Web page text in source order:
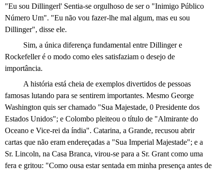
"Eu sou Dillingerl' Sentia-se orgulhoso de ser o "Inimigo Público
Número Um". "Eu não vou fazer-lhe mal algum, mas eu sou
Dillinger", disse ele.
Sim, a única diferença fundamental entre Dillinger e
Rockefeller é o modo como eles satisfaziam o desejo de
importância.
A história está cheia de exemplos divertidos de pessoas
famosas lutando para se sentirem importantes. Mesmo George
Washington quis ser chamado "Sua Majestade, 0 Presidente dos
Estados Unidos"; e Colombo pleiteou o título de "Almirante do
Oceano e Vice-rei da índia". Catarina, a Grande, recusou abrir
cartas que não eram endereçadas a "Sua Imperial Majestade"; e a
Sr. Lincoln, na Casa Branca, virou-se para a Sr. Grant como uma
fera e gritou: "Como ousa estar sentada em minha presença antes de